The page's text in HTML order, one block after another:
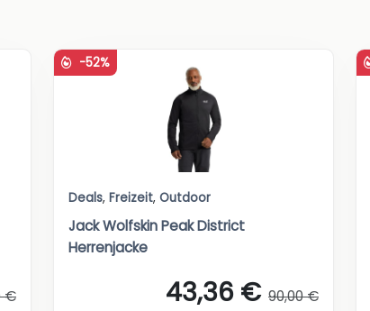
€
-52%
Deals, Freizeit, Outdoor
Jack Wolfskin Peak District
Herrenjacke
43,36 € 90,00 €